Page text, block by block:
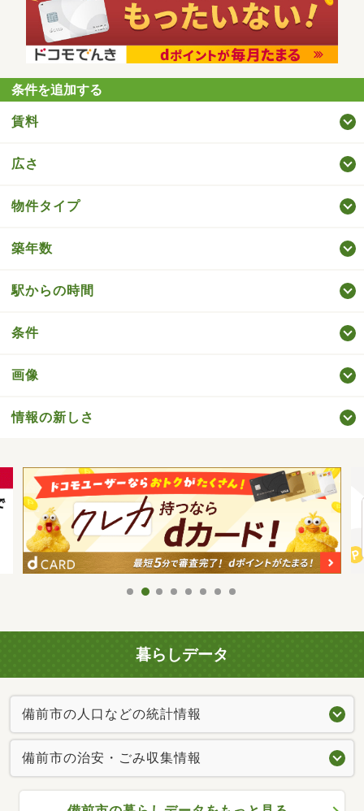
条件を追加する
賃料
広さ
物件タイプ
築年数
駅からの時間
条件
画像
情報の新しさ
暮らしデータ
備前市の人口などの統計情報
備前市の治安・ごみ収集情報